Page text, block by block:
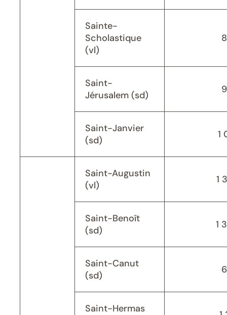
Sainte-
Scholastique
(vl)
Saint-
Jérusalem (sd)
Saint-Janvier
(sd)
1
Saint-Augustin
(vl)
1
Saint-Benoît
(sd)
1
Saint-Canut
(sd)
Saint-Hermas